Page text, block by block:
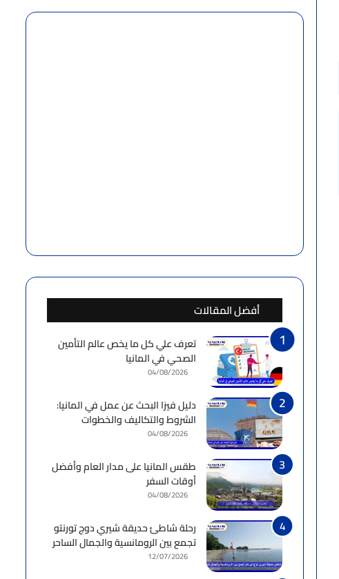
أفضل المقالات
تعرف علي كل ما يخص عالم التأمين
الصحي في المانيا
04/08/2026
دليل فيزا البحث عن عمل في المانيا:
الشروط والتكاليف والخطوات
04/08/2026
طقس المانيا على مدار العام وأفضل
أوقات السفر
04/08/2026
رحلة شاطئ حديقة شيري دوج تورنتو
تجمع بين الرومانسية والجمال الساحر
12/07/2026